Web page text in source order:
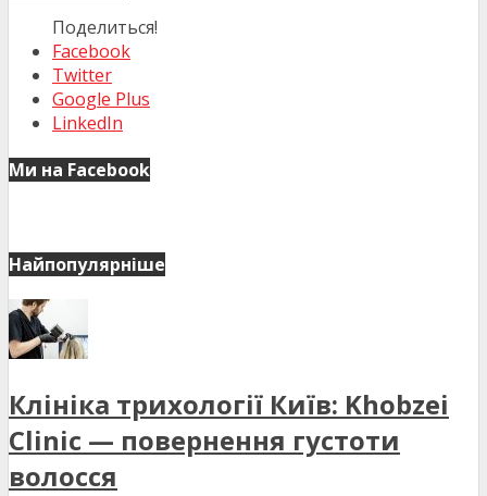
Поделиться!
Facebook
Twitter
Google Plus
LinkedIn
Ми на Facebook
Найпопулярніше
Клініка трихології Київ: Khobzei
Clinic — повернення густоти
волосся